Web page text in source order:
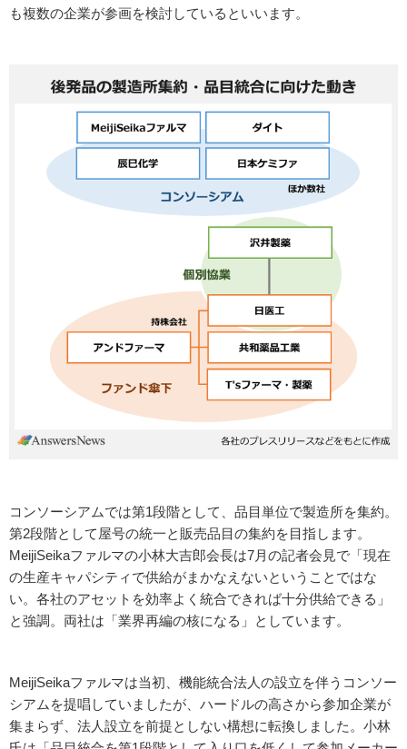
も複数の企業が参画を検討しているといいます。
コンソーシアムでは第1段階として、品目単位で製造所を集約。
第2段階として屋号の統一と販売品目の集約を目指します。
MeijiSeikaファルマの小林大吉郎会長は7月の記者会見で「現在
の生産キャパシティで供給がまかなえないということではな
い。各社のアセットを効率よく統合できれば十分供給できる」
と強調。両社は「業界再編の核になる」としています。
MeijiSeikaファルマは当初、機能統合法人の設立を伴うコンソー
シアムを提唱していましたが、ハードルの高さから参加企業が
集まらず、法人設立を前提としない構想に転換しました。小林